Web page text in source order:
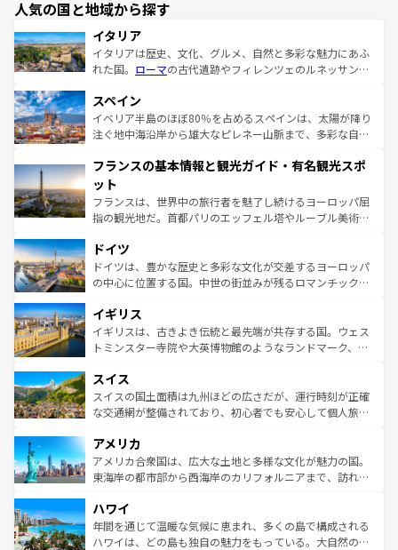
人気の国と地域から探す
イタリア
イタリアは歴史、文化、グルメ、自然と多彩な魅力にあふ
れた国。 ローマの古代遺跡やフィレンツェのルネッサンス
ろん、トスカーナの美しい田園風景やアマルフィ海岸の絶
景など、自然景観も見逃せない。観光の合間には、本場の
ピザやパスタなど、絶品のイタリア料理を堪能することも
ませてくれるイタリアで、忘れられない旅をしてみよう！
なお、新着のイタリア情報は
しい。
スペイン
イベリア半島のほぼ80％を占めるスペインは、太陽が降り
注ぐ地中海沿岸から雄大なピレネー山脈まで、多彩な自然
文化が根付くこの国では、情熱的なフラメンコ、熱気あふ
れる闘牛、そして美味しいタパスが生活の一部となってい
る。首都マドリードの洗練された雰囲気や、バルセロナの
アートに溢れた街角から、地方では古代ローマ遺跡や中世
せる。地方によって風土や気候が異なるスペインはその個
性で訪れる人を魅了する。 なお、新着のスペイン情報は コ
ンテンツ一覧を参照してほしい。
フランスの基本情報と観光ガイド・有名観光スポ
ット
フランスは、世界中の旅行者を魅了し続けるヨーロッパ屈
指の観光地だ。首都パリのエッフェル塔やルーブル美術館
で、幅広い魅力が詰まっている。華麗な宮殿、歴史的な大
聖堂、美しいビーチ、そして豊かな自然が、訪れる者を心
から魅了する。また、フランスは美食の国としても知ら
いる。シャンパンの発祥地であるランス、プロヴァンスの
香り高いラベンダー畑など、多彩な楽しみ方が可能だ。さ
らに、パリ以外の地域にも魅力が溢れており、どの街角に
れる地方に足を運ぶとそれぞれで全く異なる文化を体験で
きるだろう。 なお、新着のフランス情報はコンテンツ一覧
を参照してほしい。
ドイツ
ドイツは、豊かな歴史と多彩な文化が交差するヨーロッパ
の中心に位置する国。中世の街並みが残るロマンチック街
顔を持つこの国は、どこを歩いても飽きることがない。ベ
ルリンの文化的活気、バイエルン州のアルプスの絶景、そ
してライン川沿いのワイン畑といった風景は必見。ビール
は、お酒好きな人にはぜひ体験してほしい。 なお、新着の
ドイツ情報はコンテンツ一覧を参照してほしい。
イギリス
イギリスは、古きよき伝統と最先端が共存する国。ウェス
トミンスター寺院や大英博物館のようなランドマーク、歴
リアごとに異なる魅力がある。また、優雅なアフタヌーン
ティー、ビール好きにはたまらない英国パブ、サッカー観
戦など、本場だからこそできる体験も豊富。イギリスを旅
ンツ一覧を参照してほしい。
スイス
スイスの国土面積は九州ほどの広さだが、運行時刻が正確
な交通網が整備されており、初心者でも安心して個人旅行
の建物がそのまま残る町や、スイスならではのユニークな
博物館もあり、アルプス観光だけでなく町歩きも満喫する
ことができる。国民の所得が高いため物価も高いが、旅行
ば市内交通費無料で観光を楽しむこともできる。 なお、新
着のスイス情報はコンテンツ一覧 を参照してほしい。
アメリカ
アメリカ合衆国は、広大な土地と多様な文化が魅力の国。
東海岸の都市部から西海岸のカリフォルニアまで、訪れる
のような巨大都市は、観光、ショッピング、エンターテイ
ンメントが詰まった刺激的なスポットだ。一方、アメリカ
西部には大自然が広がり、グランドキャニオンやイエロー
ハワイ
年間を通じて温暖な気候に恵まれ、多くの島で構成される
ハワイは、どの島も独自の魅力をもっている。大自然の神